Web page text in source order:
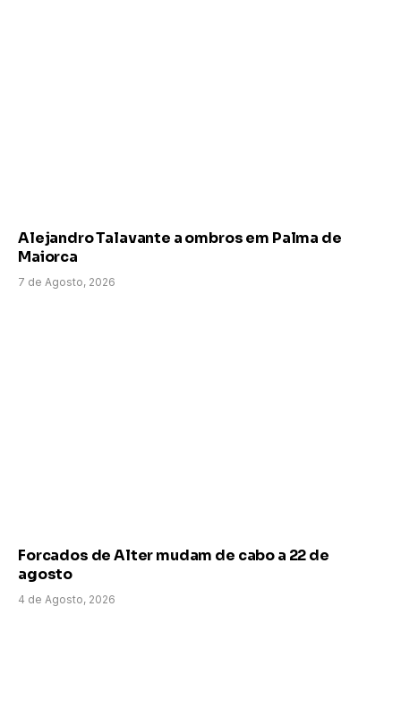
Alejandro Talavante a ombros em Palma de
Maiorca
7 de Agosto, 2026
Forcados de Alter mudam de cabo a 22 de
agosto
4 de Agosto, 2026